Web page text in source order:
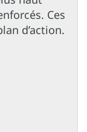
Ces
d’action.